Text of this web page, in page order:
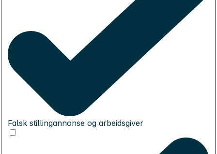
Falsk stillingannonse og arbeidsgiver